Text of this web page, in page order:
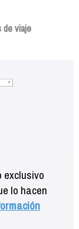
de viaje
exclusivo
lo hacen